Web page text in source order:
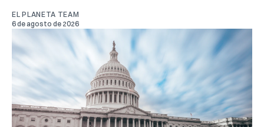
EL PLANETA TEAM
6 de agosto de 2026